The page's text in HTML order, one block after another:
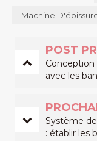
Machine
POST
avec les
Système
: établir les